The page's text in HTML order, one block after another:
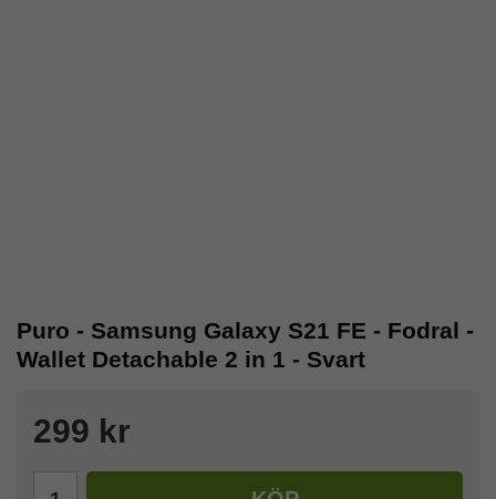
Puro - Samsung Galaxy S21 FE - Fodral -
Wallet Detachable 2 in 1 - Svart
299 kr